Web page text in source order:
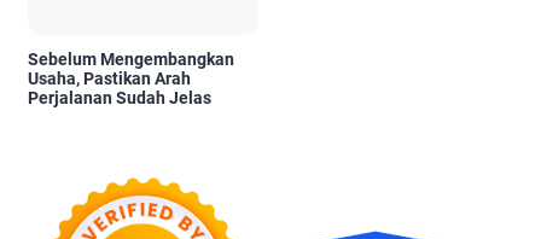
Sebelum Mengembangkan
Usaha, Pastikan Arah
Perjalanan Sudah Jelas